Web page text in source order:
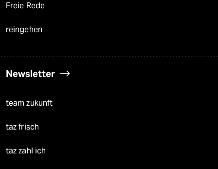
Freie Rede
reingehen
Newsletter
team zukunft
taz frisch
taz zahl ich